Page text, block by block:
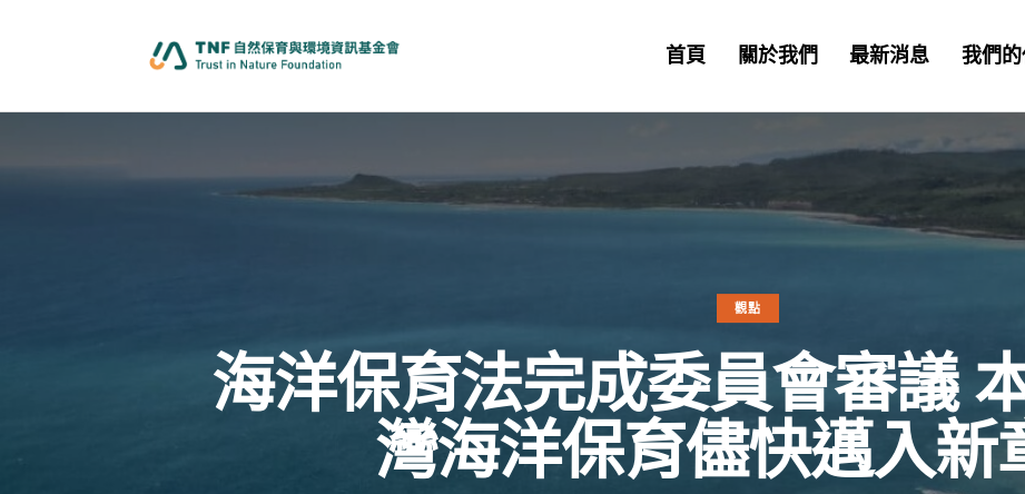
首頁 關於我們 最新消息 我們
觀點
海洋保育法完成委員會審議
灣海洋保育儘快邁入新